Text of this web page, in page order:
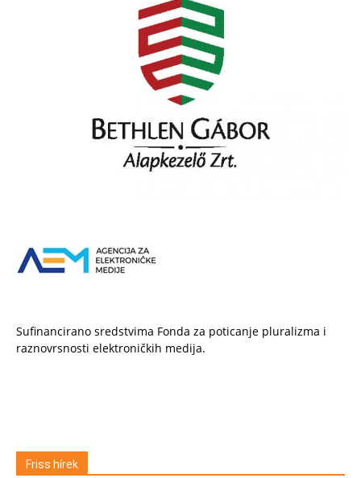
Sufinancirano sredstvima Fonda za poticanje pluralizma i
raznovrsnosti elektroničkih medija.
Friss hírek